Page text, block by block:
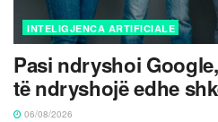
INTELIGJENCA ARTIFICIALE
Pasi ndryshoi
të ndryshojë edhe
06/08/2026